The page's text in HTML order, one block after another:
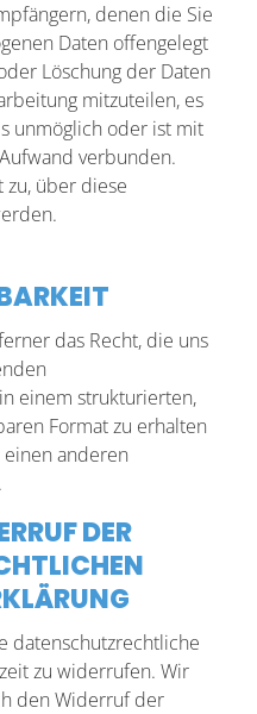
denen die Sie
Daten offengelegt
Löschung der Daten
mitzuteilen, es
unmöglich oder ist mit
verbunden.
zu, über diese
das Recht, die uns
einem strukturierten,
Format zu erhalten
anderen
DER
datenschutzrechtliche
zu widerrufen. Wir
den Widerruf der